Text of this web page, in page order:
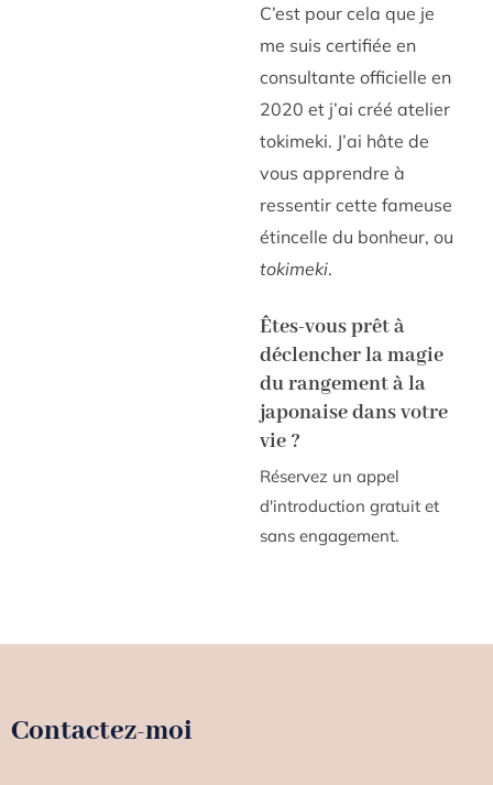
C’est pour cela que je
me suis certifiée en
consultante officielle en
2020 et j’ai créé atelier
tokimeki. J’ai hâte de
vous apprendre à
ressentir cette fameuse
étincelle du bonheur, ou
tokimeki.
Êtes-vous prêt à
déclencher la magie
du rangement à la
japonaise dans votre
vie ?
Réservez un appel
d'introduction gratuit et
sans engagement.
Contactez-moi